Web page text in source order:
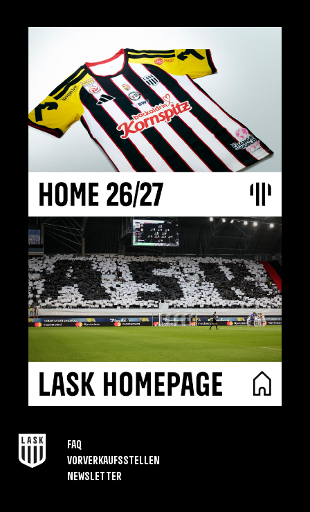
FAQ
Vorverkaufsstellen
Newsletter